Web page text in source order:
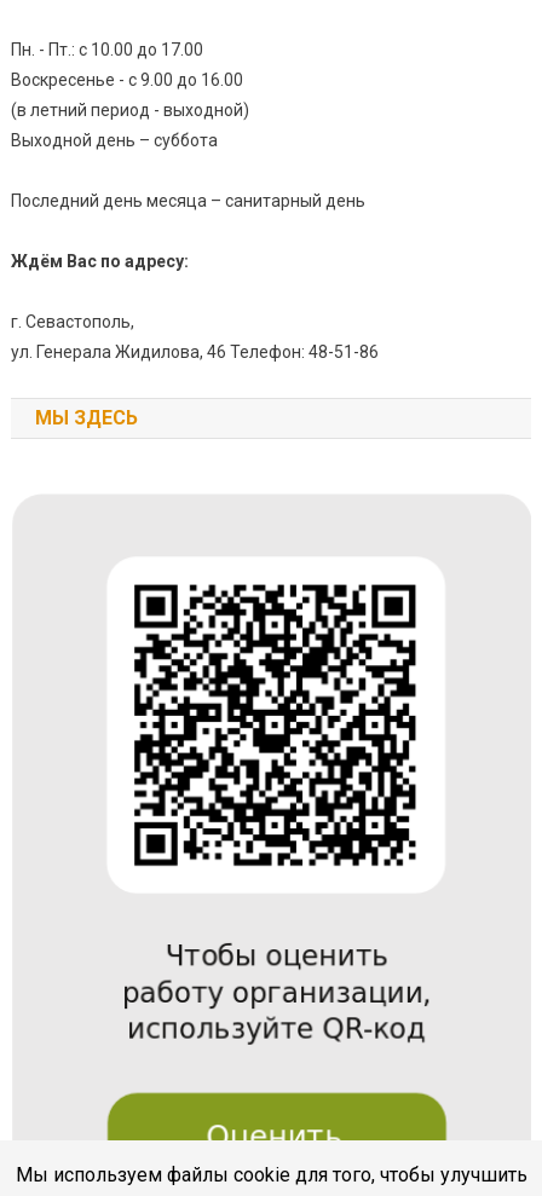
Пн. - Пт.: с 10.00 до 17.00
Воскресенье - с 9.00 до 16.00
(в летний период - выходной)
Выходной день – суббота
Последний день месяца – санитарный день
Ждём Вас по адресу:
г. Севастополь,
ул. Генерала Жидилова, 46 Телефон: 48-51-86
МЫ ЗДЕСЬ
Мы используем файлы cookie для того, чтобы улучшить